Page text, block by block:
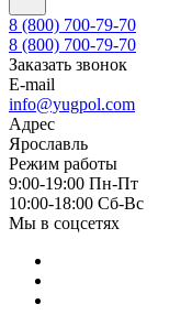
8 (800) 700-79-70
8 (800) 700-79-70
Заказать звонок
E-mail
info@yugpol.com
Адрес
Ярославль
Режим работы
9:00-19:00 Пн-Пт
10:00-18:00 Cб-Вс
Мы в соцсетях